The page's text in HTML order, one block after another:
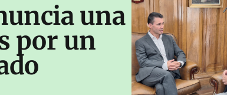
una
por un